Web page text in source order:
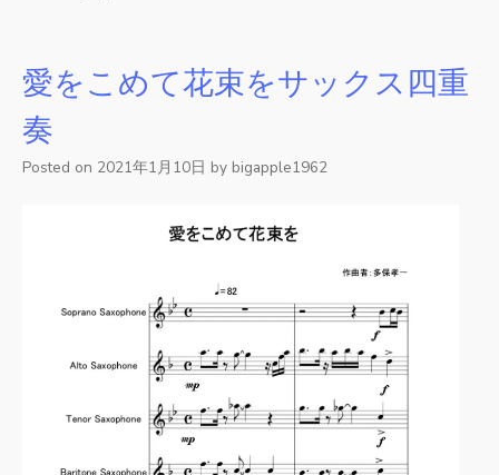
愛をこめて花束をサックス四重
奏
Posted on 2021年1月10日 by bigapple1962